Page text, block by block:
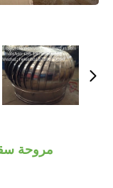
مروحة